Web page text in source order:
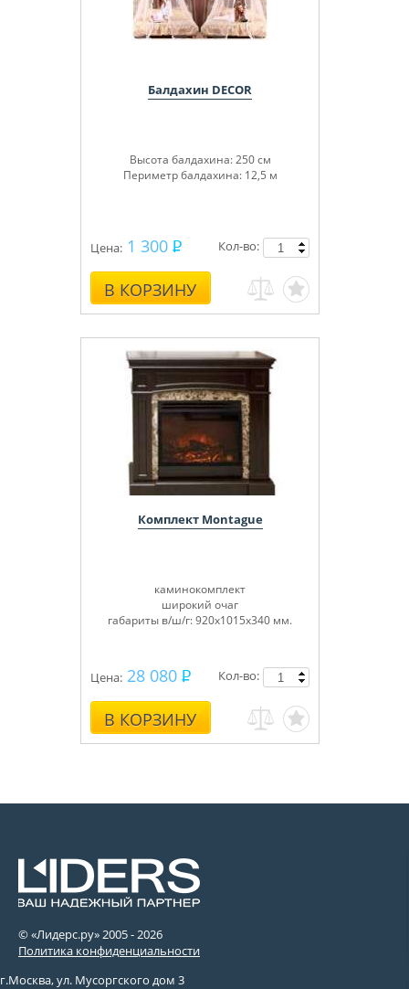
Балдахин DECOR
Высота балдахина: 250 см
Периметр балдахина: 12,5 м
Цена: 1 300
В КОРЗИНУ
Кол-во:
Комплект Montague
каминокомплект
широкий очаг
габариты в/ш/г: 920х1015х340 мм.
Цена: 28 080
В КОРЗИНУ
Кол-во:
© «Лидерс.ру» 2005 -2026
Политика конфиденциальности
г.Москва, ул. Мусоргского дом 3